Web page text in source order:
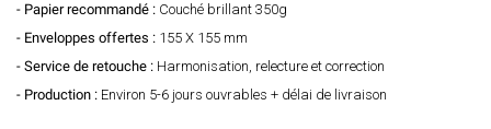
- Papier recommandé : Couché brillant 350g
- Enveloppes offertes : 155 X 155 mm
- Service de retouche : Harmonisation, relecture et correction
- Production : Environ 5-6 jours ouvrables + délai de livraison